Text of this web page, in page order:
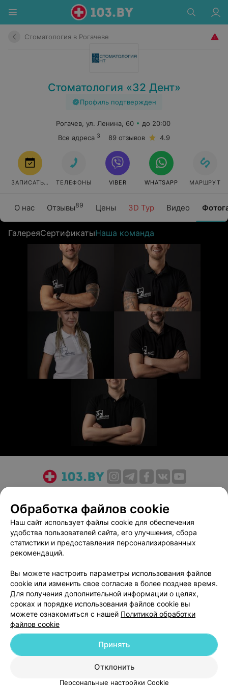
Стоматология в Рогачеве
Стоматология «32 Дент»
Профиль подтвержден
О нас Отзывы89 Цены 3D Тур Видео
Рогачев, ул. Ленина, 60
до 20:00
Все адреса 3 89 отзывов 4.9
ЗАПИСАТЬСЯ ТЕЛЕФОНЫ VIBER WHATSAPP МАРШРУТ
ГалереяСертификатыНаша команда
Медицинский маркетинг
Публичный договор
Пользовательское соглашение
Способы оплаты
Вакансии
Партнеры
Написать руководителю 103.by
Персональные настройки cookie
Обработка персональных данных
Обработка файлов cookie
Наш сайт использует файлы cookie для обеспечения
удобства пользователей сайта, его улучшения, сбора
статистики и предоставления персонализированных
рекомендаций.
Вы можете настроить параметры использования файлов
cookie или изменить свое согласие в более позднее время.
Для получения дополнительной информации о целях,
сроках и порядке использования файлов cookie вы
можете ознакомиться с нашей Политикой обработки
файлов cookie
Отклонить
Принять
Персональные настройки Cookie